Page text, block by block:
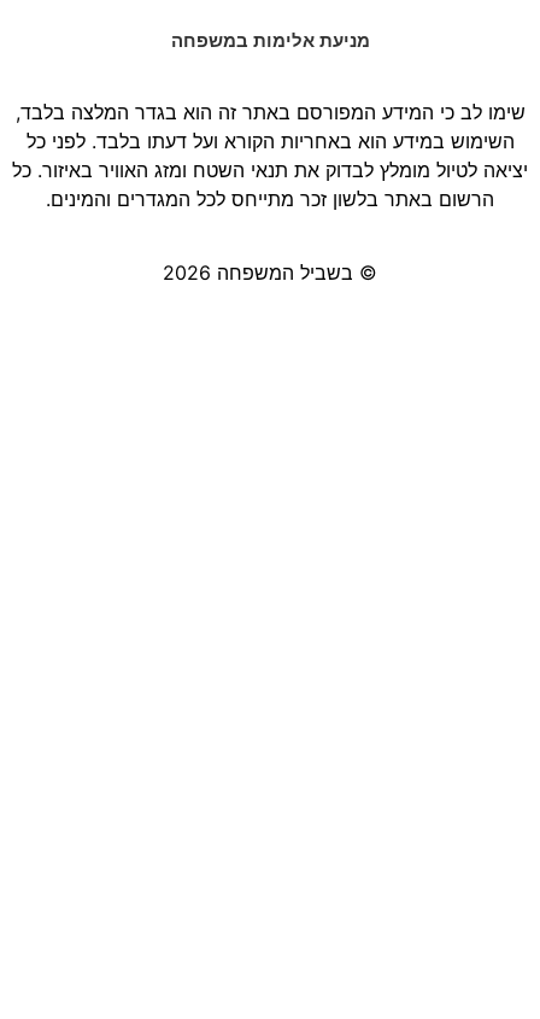
מניעת אלימות במשפחה
שימו לב כי המידע המפורסם באתר זה הוא בגדר המלצה בלבד,
השימוש במידע הוא באחריות הקורא ועל דעתו בלבד. לפני כל
יציאה לטיול מומלץ לבדוק את תנאי השטח ומזג האוויר באיזור. כל
הרשום באתר בלשון זכר מתייחס לכל המגדרים והמינים.
© בשביל המשפחה 2026